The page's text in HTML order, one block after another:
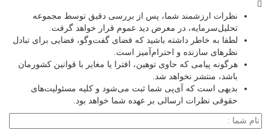
نظرات ارزشمند شما، پس از بررسی دقیق توسط مجموعه
تحلیل‌سرمایه، در معرض دید عموم قرار خواهد گرفت.
لطفا به خاطر داشته باشید که فضای گفت‌وگو، فضایی برای تبادل
نظرهای سازنده و احترام‌آمیز است.
هرگونه پیامی که حاوی توهین، افترا یا مغایر با قوانین کشورمان
باشد، منتشر نخواهد شد.
بدیهی است که آی‌پی شما ثبت می‌شود و کلیه مسئولیت‌های
حقوقی نظرات ارسالی بر عهده شما خواهد بود.